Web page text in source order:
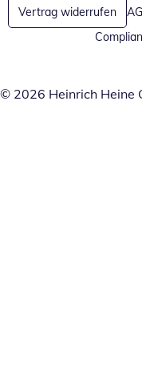
Vertrag widerrufen
© 2026 Heinrich Heine